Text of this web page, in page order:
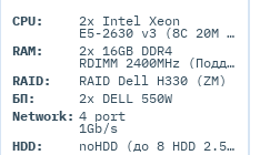
CPU: 2x Intel Xeon
E5-2630 v3 (8C 20M Cache 2.40 GHz)
RAM:
2x 16GB DDR4
RDIMM 2400MHz (Поддержка до 384GB максимально, 12 DIMM портов)
RAID:
RAID Dell H330 (ZM)
БП:
2x DELL 550W
Network: 4 port
1Gb/s
HDD:
noHDD (до 8 HDD 2.5'' SFF)